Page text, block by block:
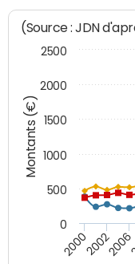
Montants (€)
(Source : JDN
200020022006
0
500
1000
1500
2000
2500